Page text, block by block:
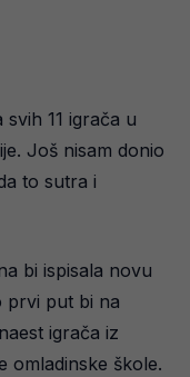
11 igrača u
Još nisam donio
to sutra i
bi ispisala novu
prvi put bi na
igrača iz
omladinske škole.